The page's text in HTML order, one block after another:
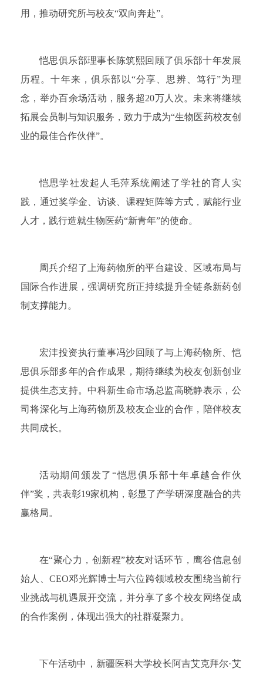
用，推动研究所与校友“双向奔赴”。
恺思俱乐部理事长陈筑熙回顾了俱乐部十年发展
历程。十年来，俱乐部以“分享、思辨、笃行”为理
念，举办百余场活动，服务超20万人次。未来将继续
拓展会员制与知识服务，致力于成为“生物医药校友创
业的最佳合作伙伴”。
恺思学社发起人毛萍系统阐述了学社的育人实
践，通过奖学金、访谈、课程矩阵等方式，赋能行业
人才，践行造就生物医药“新青年”的使命。
周兵介绍了上海药物所的平台建设、区域布局与
国际合作进展，强调研究所正持续提升全链条新药创
制支撑能力。
宏沣投资执行董事冯沙回顾了与上海药物所、恺
思俱乐部多年的合作成果，期待继续为校友创新创业
提供生态支持。中科新生命市场总监高晓静表示，公
司将深化与上海药物所及校友企业的合作，陪伴校友
共同成长。
活动期间颁发了“恺思俱乐部十年卓越合作伙
伴”奖，共表彰19家机构，彰显了产学研深度融合的共
赢格局。
在“聚心力，创新程”校友对话环节，鹰谷信息创
始人、CEO邓光辉博士与六位跨领域校友围绕当前行
业挑战与机遇展开交流，并分享了多个校友网络促成
的合作案例，体现出强大的社群凝聚力。
下午活动中，新疆医科大学校长阿吉艾克拜尔·艾